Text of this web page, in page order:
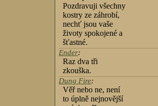
Pozdravuji všechny
kostry ze záhrobí,
nechť jsou vaše
životy spokojené a
šťastné.
Ender:
Raz dva tři
zkouška.
Dung Fire:
Věř nebo ne, není
to úplně nejnovější